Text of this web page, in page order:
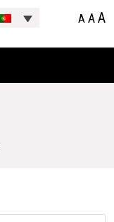
A AA